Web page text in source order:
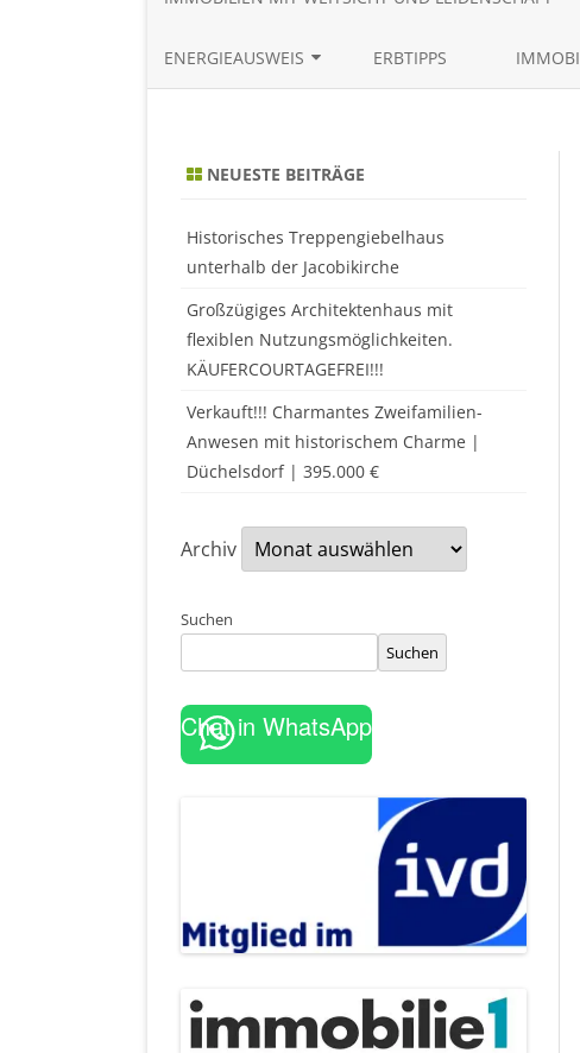
ENERGIEAUSWEIS ERBTIPPS
NEUESTE BEITRÄGE
Historisches Treppengiebelhaus
unterhalb der Jacobikirche
Großzügiges Architektenhaus mit
flexiblen Nutzungsmöglichkeiten.
KÄUFERCOURTAGEFREI!!!
Verkauft!!! Charmantes Zweifamilien-
Anwesen mit historischem Charme |
Düchelsdorf | 395.000 €
Archiv
Suchen
Suchen
Chat in WhatsApp